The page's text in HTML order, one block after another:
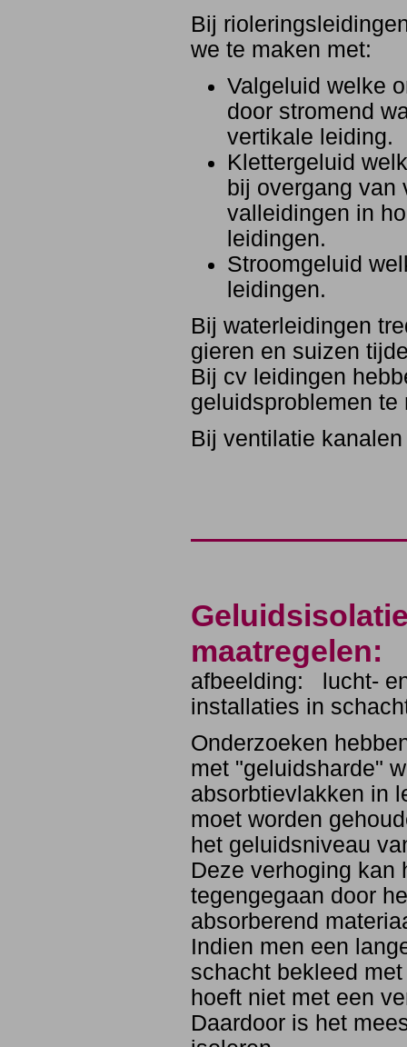
Bij
we te maken met:
Valgeluid welke
door stromend
vertikale leiding.
Klettergeluid
bij overgang van
valleidingen in
leidingen.
Stroomgeluid
leidingen.
Bij waterleidingen
gieren en suizen
Bij cv leidingen
geluidsproblemen te
Bij ventilatie
maatregelen:
afbeelding: lucht-
installaties in
Onderzoeken
met "geluidsharde"
absorbtievlakken in
moet worden
het geluidsniveau
Deze verhoging kan
tegengegaan door
absorberend
Indien men een
schacht bekleed
hoeft niet met een
Daardoor is het